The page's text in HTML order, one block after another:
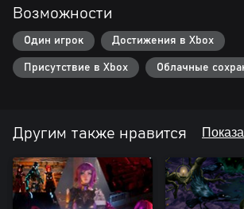
Возможности
Один игрок Достижения в Xbox
Присутствие в Xbox Облачные
Другим также нравится